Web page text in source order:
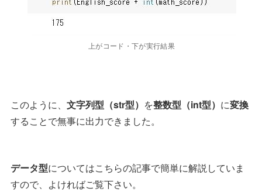
上がコード・下が実行結果
このように、 文字列型（str型） を整数型（int型） に変換
することで無事に出力できました。
データ型についてはこちらの記事で簡単に解説していま
すので、よければご覧下さい。